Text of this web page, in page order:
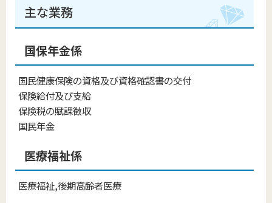
主な業務
国保年金係
国民健康保険の資格及び資格確認書の交付
保険給付及び支給
保険税の賦課徴収
国民年金
医療福祉係
医療福祉,後期高齢者医療